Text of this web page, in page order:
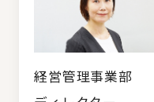
経営管理事業部